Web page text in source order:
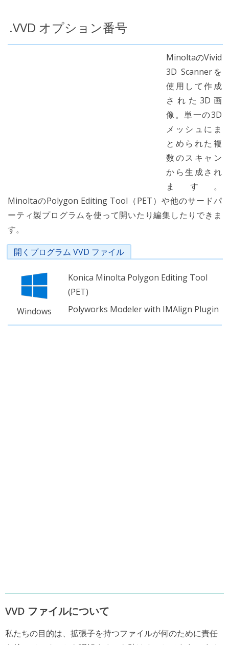
.VVD オプション番号
MinoltaのVivid
3D Scannerを
使用して作成
された3D画
像。単一の3D
メッシュにま
とめられた複
数のスキャン
から生成され
ます。
MinoltaのPolygon Editing Tool（PET）や他のサードパ
ーティ製プログラムを使って開いたり編集したりできま
す。
開くプログラム VVD ファイル
Windows
Konica Minolta Polygon Editing Tool
(PET)
Polyworks Modeler with IMAlign Plugin
VVD ファイルについて
私たちの目的は、拡張子を持つファイルが何のために責任